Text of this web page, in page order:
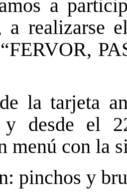
a
a realizarse
la tarjeta
y desde el
menú con la
pinchos y